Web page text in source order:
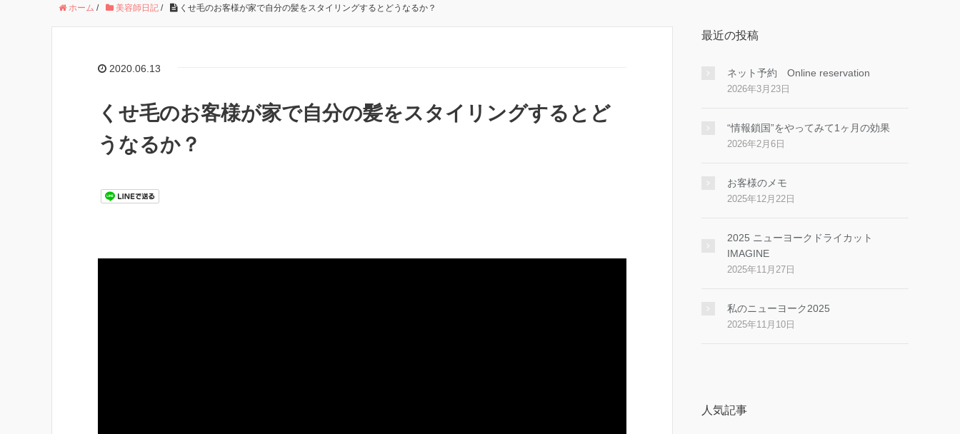
ホーム / 美容師日記 / くせ毛のお客様が家で自分の髪をスタイリングするとどうなるか？
2020.06.13
くせ毛のお客様が家で自分の髪をスタイリングするとど
うなるか？
最近の投稿
ネット予約 Online reservation
2026年3月23日
“情報鎖国”をやってみて1ヶ月の効果
2026年2月6日
お客様のメモ
2025年12月22日
2025 ニューヨークドライカット
IMAGINE
2025年11月27日
私のニューヨーク2025
2025年11月10日
人気記事